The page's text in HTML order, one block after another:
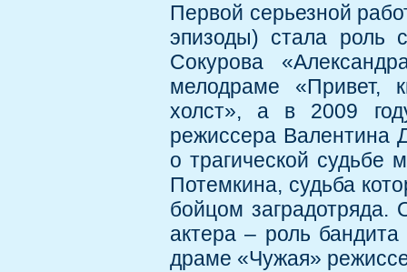
Первой серьезной
эпизоды) стала роль
Сокурова
мелодраме «Привет,
холст», а в 2009
режиссера Валентина
о трагической судьбе
Потемкина, судьба
бойцом заградотряда.
актера – роль
драме «Чужая»